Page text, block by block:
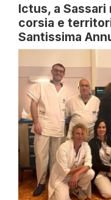
Ictus, a
corsia e
Santissima